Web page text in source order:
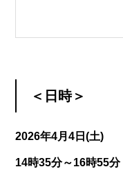
＜日時＞
2026年4月4日(土)
14時35分～16時55分